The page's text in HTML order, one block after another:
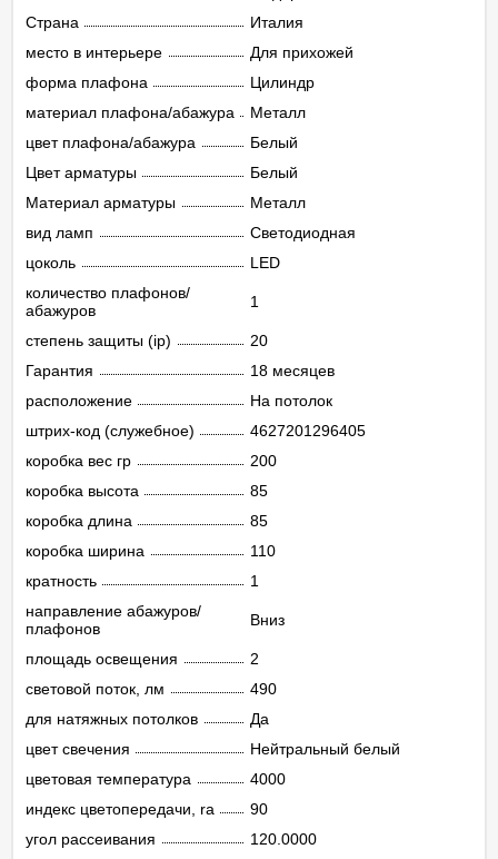
Страна
Италия
место в интерьере
Для прихожей
форма плафона
Цилиндр
материал плафона/абажура
Металл
цвет плафона/абажура
Белый
Цвет арматуры
Белый
Материал арматуры
Металл
вид ламп
Светодиодная
цоколь
LED
количество плафонов/
абажуров
1
степень защиты (ip)
20
Гарантия
18 месяцев
расположение
На потолок
штрих-код (служебное)
4627201296405
коробка вес гр
200
коробка высота
85
коробка длина
85
коробка ширина
110
кратность
1
направление абажуров/
плафонов
Вниз
площадь освещения
2
световой поток, лм
490
для натяжных потолков
Да
цвет свечения
Нейтральный белый
цветовая температура
4000
индекс цветопередачи, ra
90
угол рассеивания
120.0000